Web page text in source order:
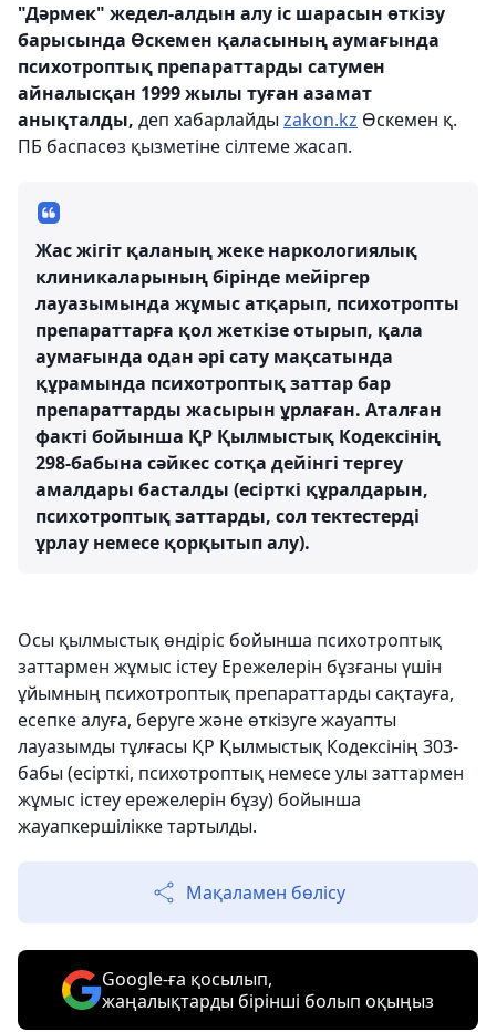
"Дәрмек" жедел-алдын алу іс шарасын өткізу
барысында Өскемен қаласының аумағында
психотроптық препараттарды сатумен
айналысқан 1999 жылы туған азамат
анықталды, деп хабарлайды zakon.kz Өскемен қ.
ПБ баспасөз қызметіне сілтеме жасап.
Жас жігіт қаланың жеке наркологиялық
клиникаларының бірінде мейіргер
лауазымында жұмыс атқарып, психотропты
препараттарға қол жеткізе отырып, қала
аумағында одан әрі сату мақсатында
құрамында психотроптық заттар бар
препараттарды жасырын ұрлаған. Аталған
факті бойынша ҚР Қылмыстық Кодексінің
298-бабына сәйкес сотқа дейінгі тергеу
амалдары басталды (есірткі құралдарын,
психотроптық заттарды, сол тектестерді
ұрлау немесе қорқытып алу).
Осы қылмыстық өндіріс бойынша психотроптық
заттармен жұмыс істеу Ережелерін бұзғаны үшін
ұйымның психотроптық препараттарды сақтауға,
есепке алуға, беруге және өткізуге жауапты
лауазымды тұлғасы ҚР Қылмыстық Кодексінің 303-
бабы (есірткі, психотроптық немесе улы заттармен
жұмыс істеу ережелерін бұзу) бойынша
жауапкершілікке тартылды.
Мақаламен бөлісу
Google-ға қосылып,
жаңалықтарды бірінші болып оқыңыз